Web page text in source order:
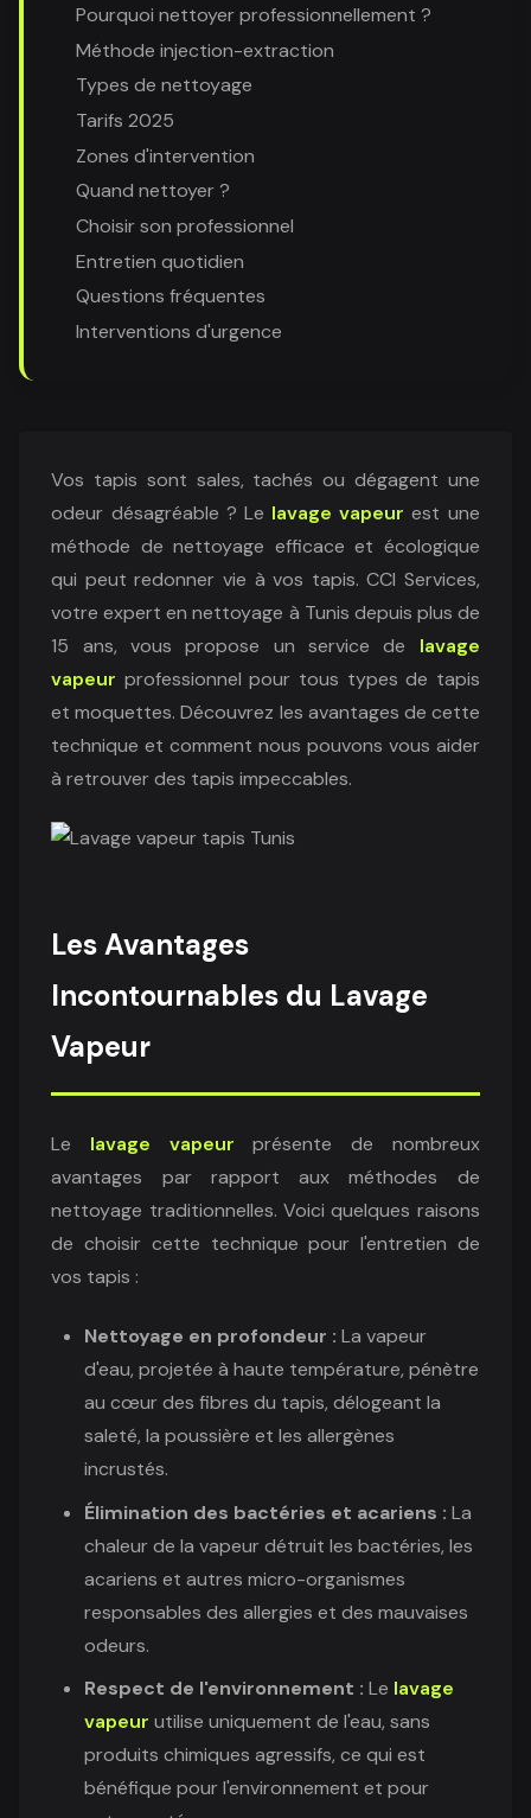
Pourquoi nettoyer professionnellement ?
Méthode injection-extraction
Types de nettoyage
Tarifs 2025
Zones d'intervention
Quand nettoyer ?
Choisir son professionnel
Entretien quotidien
Questions fréquentes
Interventions d'urgence
Vos tapis sont sales, tachés ou dégagent une
odeur désagréable ? Le lavage vapeur est une
méthode de nettoyage efficace et écologique
qui peut redonner vie à vos tapis. CCI Services,
votre expert en nettoyage à Tunis depuis plus de
15 ans, vous propose un service de lavage
vapeur professionnel pour tous types de tapis
et moquettes. Découvrez les avantages de cette
technique et comment nous pouvons vous aider
à retrouver des tapis impeccables.
Les Avantages
Incontournables du Lavage
Vapeur
Le lavage vapeur présente de nombreux
avantages par rapport aux méthodes de
nettoyage traditionnelles. Voici quelques raisons
de choisir cette technique pour l'entretien de
vos tapis :
Nettoyage en profondeur : La vapeur
d'eau, projetée à haute température, pénètre
au cœur des fibres du tapis, délogeant la
saleté, la poussière et les allergènes
incrustés.
Élimination des bactéries et acariens : La
chaleur de la vapeur détruit les bactéries, les
acariens et autres micro-organismes
responsables des allergies et des mauvaises
odeurs.
Respect de l'environnement : Le lavage
vapeur utilise uniquement de l'eau, sans
produits chimiques agressifs, ce qui est
bénéfique pour l'environnement et pour